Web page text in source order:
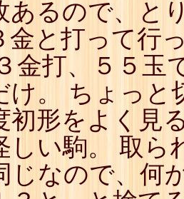
19☗
20☖
☗
☖
23☗
24
☖
25☗
詰
あるので、と
金と打って行
金打、５５玉
け。 ちょっと
初形をよく見
しい駒。 取ら
じなので、何